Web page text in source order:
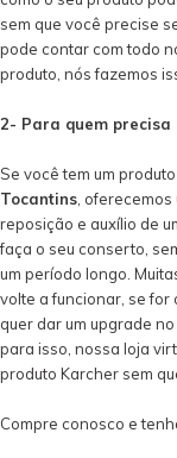
sem que você precise
pode contar com todo
produto, nós fazemos
2- Para quem precisa
Se você tem um
Tocantins ,
reposição e auxílio de
faça o seu conserto,
um período longo.
volte a funcionar, se for
quer dar um upgrade
para isso, nossa loja
produto Karcher sem
Compre conosco e